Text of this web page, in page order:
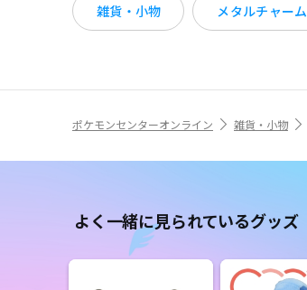
雑貨・小物 メタルチャーム
ポケモンセンターオンライン 雑貨・小物
よく一緒に見られているグッズ